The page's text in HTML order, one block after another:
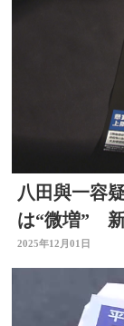
八田與一容
は“微増”
別府ひき逃げ
2025年12月01日